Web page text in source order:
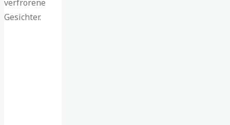
verfrorene
Gesichter.